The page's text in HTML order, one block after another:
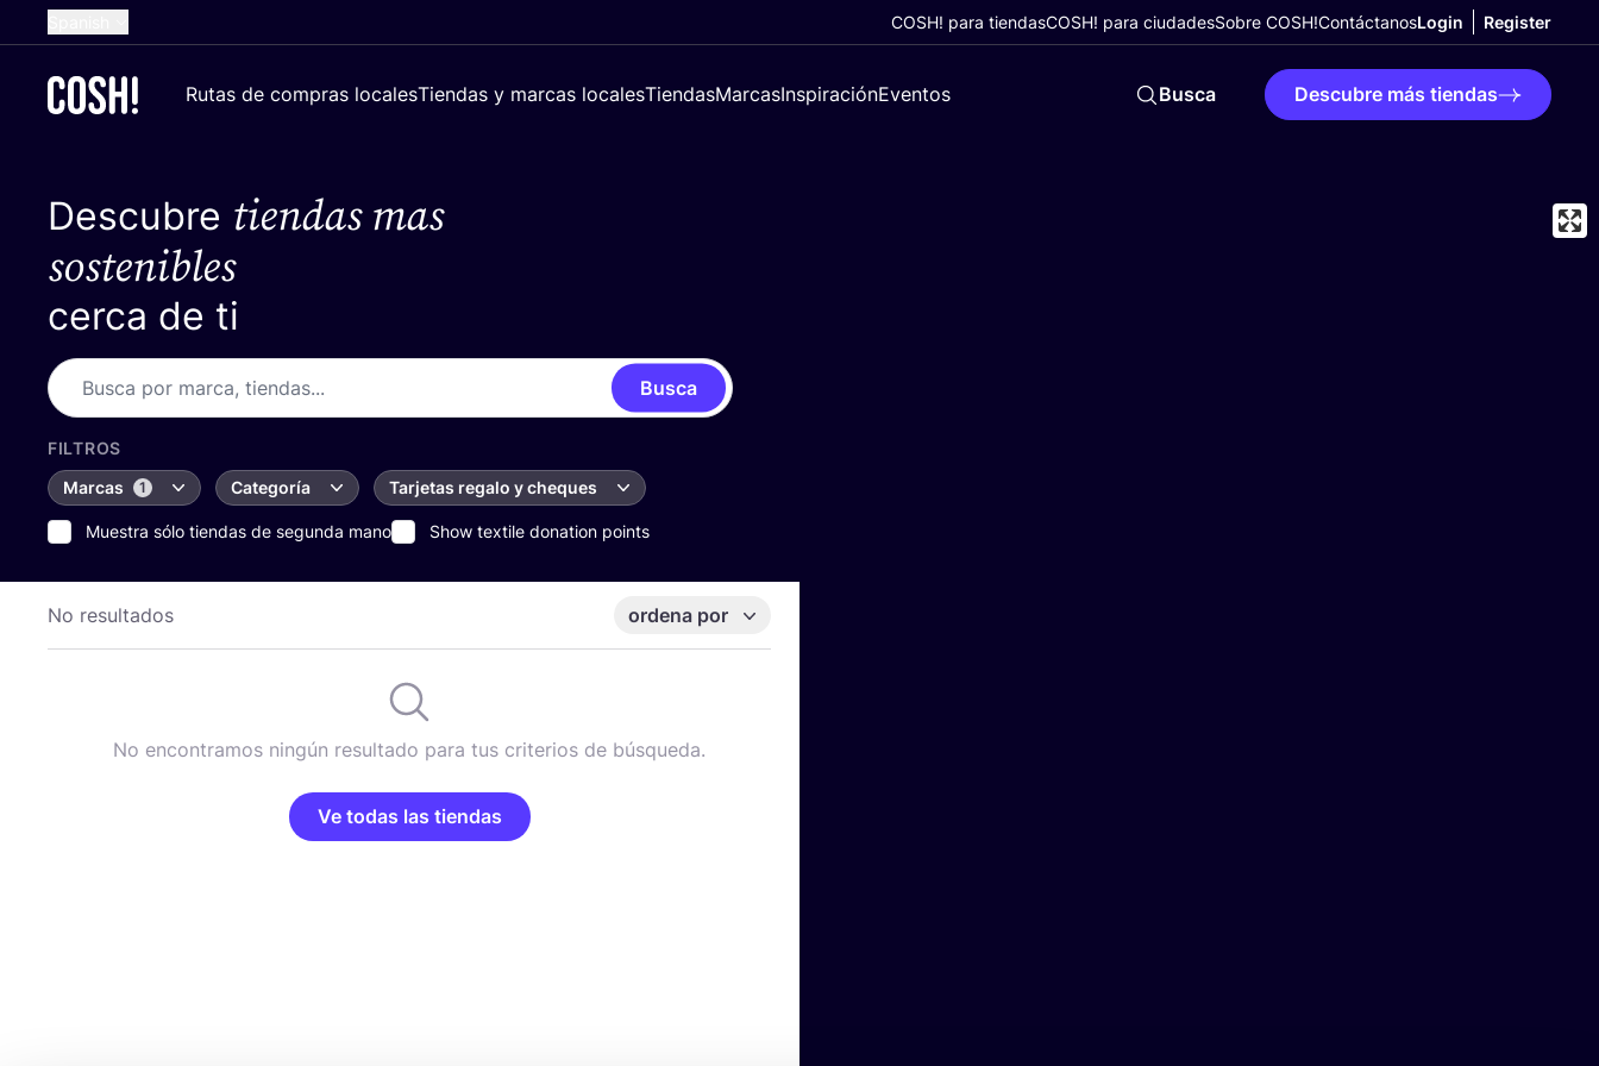
Dutch
German
COSH! para tiendasCOSH! para ciudadesSobre COSH!ContáctanosLogin Register
Rutas de compras localesTiendas y marcas localesTiendasMarcasInspiraciónEventos Busca Descubre más tiendas
Descubre tiendas mas
sostenibles
cerca de ti
Busca
FILTROS
Marcas
1 Categoría Tarjetas regalo y cheques
Muestra sólo tiendas de segunda mano Show textile donation points
No resultados ordena por
No encontramos ningún resultado para tus criterios de búsqueda.
Ve todas las tiendas